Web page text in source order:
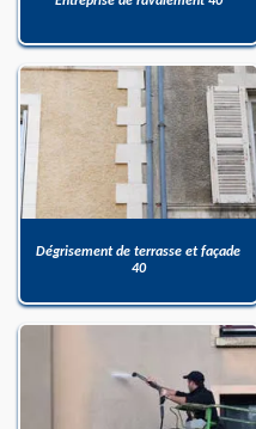
Dégrisement de terrasse et façade
40